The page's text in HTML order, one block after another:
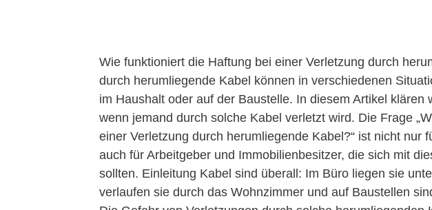
Wie funktioniert die Haftung bei einer Verletzung durch
durch herumliegende Kabel können in verschiedenen
im Haushalt oder auf der Baustelle. In diesem Artikel klären
wenn jemand durch solche Kabel verletzt wird. Die Frage
einer Verletzung durch herumliegende Kabel?“ ist nicht nur
auch für Arbeitgeber und Immobilienbesitzer, die sich mit
sollten. Einleitung Kabel sind überall: Im Büro liegen sie
verlaufen sie durch das Wohnzimmer und auf Baustellen